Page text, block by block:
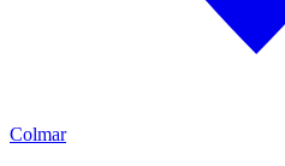
Colmar